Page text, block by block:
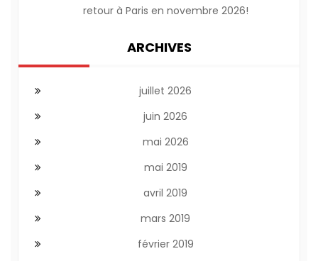
retour à Paris en novembre 2026!
ARCHIVES
juillet 2026
juin 2026
mai 2026
mai 2019
avril 2019
mars 2019
février 2019